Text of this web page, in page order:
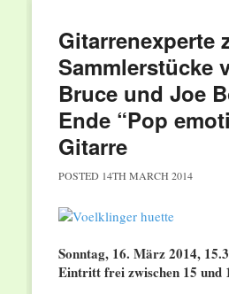
Gitarrenexperte
Sammlerstücke
Bruce und Joe
Ende “Pop
Gitarre
POSTED 14TH MARCH 2014
Sonntag, 16. März 2014,
Eintritt frei zwischen 15 und